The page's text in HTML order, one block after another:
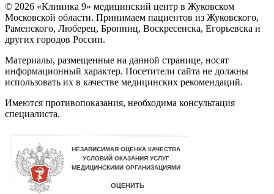
© 2026 «Клиника 9» медицинский центр в Жуковском
Московской области. Принимаем пациентов из Жуковского,
Раменского, Люберец, Бронниц, Воскресенска, Егорьевска и
других городов России.
Материалы, размещенные на данной странице, носят
информационный характер. Посетители сайта не должны
использовать их в качестве медицинских рекомендаций.
Имеются противопоказания, необходима консультация
специалиста.